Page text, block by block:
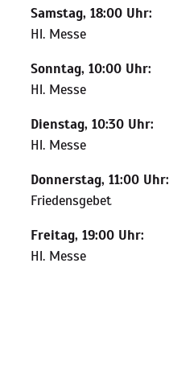
Samstag, 18:00 Uhr:
Hl. Messe
Sonntag, 10:00 Uhr:
Hl. Messe
Dienstag, 10:30 Uhr:
Hl. Messe
Donnerstag, 11:00 Uhr:
Friedensgebet
Freitag, 19:00 Uhr:
Hl. Messe